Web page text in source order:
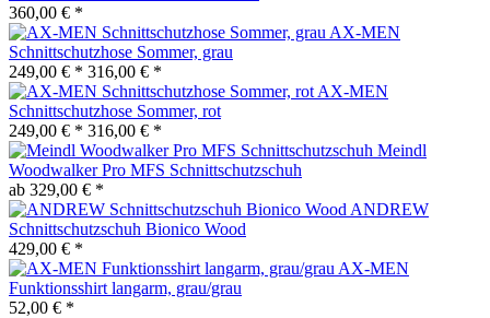
360,00 € *
AX-MEN
Schnittschutzhose Sommer, grau
249,00 € * 316,00 € *
AX-MEN
Schnittschutzhose Sommer, rot
249,00 € * 316,00 € *
Meindl
Woodwalker Pro MFS Schnittschutzschuh
ab 329,00 € *
ANDREW
Schnittschutzschuh Bionico Wood
429,00 € *
AX-MEN
Funktionsshirt langarm, grau/grau
52,00 € *